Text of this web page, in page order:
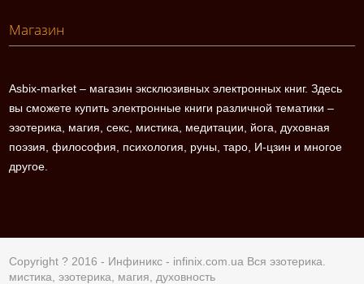
Магазин
Asbix-market – магазин эксклюзивных электронных книг. Здесь
вы сможете купить электронные книги различной тематики –
эзотерика, магия, секс, мистика, медитации, йога, духовная
поэзия, философия, психология, руны, таро, И-цзин и многое
другое.
Copyright ? 2016 - Инфиникс - infinix.com.ua Вся эзотерика.
мистика, эзотерика, магия, духовность